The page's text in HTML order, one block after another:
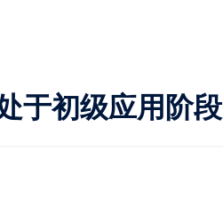
于初级应用阶段